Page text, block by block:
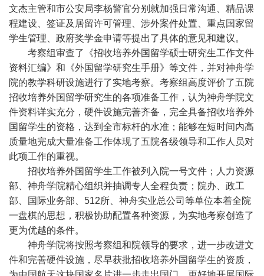
文杰主管和市公安局李杨警官分别就加强日常沟通、精品课
程建设、签证及居留许可管理、涉外案件处置、重点国家留
学生管理、政府奖学金申请等提出了具体的意见和建议。
考察组审查了《招收培养外国留学硕士研究生工作文件
资料汇编》和《外国留学研究生手册》等文件，并对神舟学
院的教学科研设施进行了实地考察。考察组高度评价了五院
招收培养外国留学研究生的各项准备工作，认为神舟学院文
件资料详实充分，硬件设施完善齐备，完全具备招收培养外
国留学生的资格，达到全市标杆的水准；能够在短时间内高
质量地完成大量准备工作体现了五院各级领导和工作人员对
此项工作的重视。
招收培养外国留学生工作被列入院一号文件；人力资源
部、神舟学院精心组织并抽调专人全程负责；院办、政工
部、国际业务部、512所、神舟实业总公司等单位本着全院
一盘棋的思想，积极协助配置各种资源，为实地考察创造了
更为优越的条件。
神舟学院将按照考察组和院领导的要求，进一步改进文
件和完善硬件设施，尽早获批招收培养外国留学生的资质，